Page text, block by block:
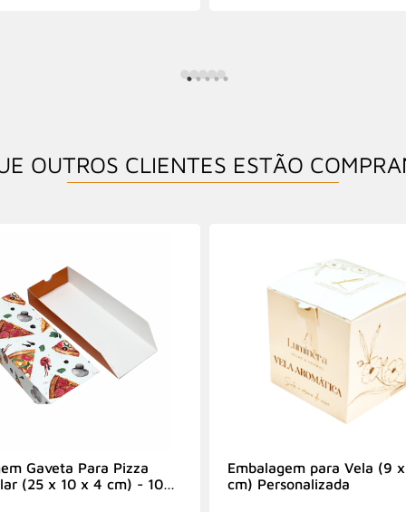
OUTROS CLIENTES ESTÃO
Gaveta Para Pizza
(25 x 10 x 4 cm) - 100
Embalagem para Vela (9
cm) Personalizada